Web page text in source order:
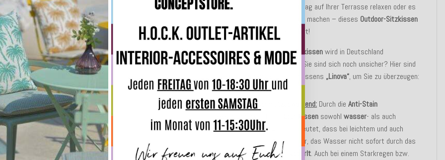
wie Sie an einem sonnigen Nachmittag auf Ihrer Terrasse relaxen oder es
sich drinnen auf Ihrem Stuhl bequem machen – dieses Outdoor-Sitzkissen
sorgt überall für einladenden Komfort!
Das Beste daran? DasOutdoor-Sitzkissenwird in Deutschland
handgefertigt, und das merkt man! Sie sind sich noch unsicher? Hier sind
des Sitzkissens „Linova“, um Sie zu überzeugen:
Wasser- und schmutzabweisend: Durch dieAnti-Stain
Stuhlkissen sowohlwasser- als auch
schmutzabweisend
. Das bedeutet, dass bei leichtem und auch
mittel-starkem Regenschauer, das Wasser nicht sofort durch das
Material dringt, sondern
abperlt. Auch bei einem Starkregen bzw.